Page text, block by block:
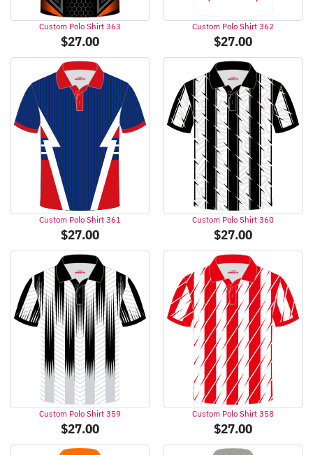
Custom Polo Shirt 363
$27.00
Custom Polo Shirt 362
$27.00
Custom Polo Shirt 361
$27.00
Custom Polo Shirt 360
$27.00
Custom Polo Shirt 359
$27.00
Custom Polo Shirt 358
$27.00